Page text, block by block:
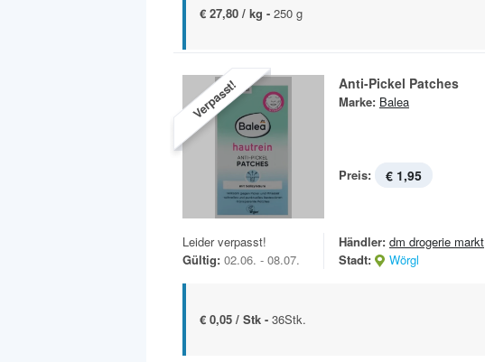
€ 27,80 / kg - 250 g
Verpasst! Anti-Pickel Patches
Marke: Balea
Preis: € 1,95
Leider verpasst!
Gültig: 02.06. - 08.07.
Händler: dm drogerie markt
Stadt:
Wörgl
€ 0,05 / Stk - 36Stk.